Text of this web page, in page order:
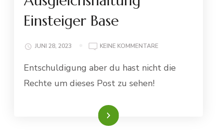
Einsteiger Base
JUNI 28, 2023 KEINE KOMMENTAREZU
EINSTEIGER
Entschuldigung aber du hast nicht die
Rechte um dieses Post zu sehen!
Weiterlesen